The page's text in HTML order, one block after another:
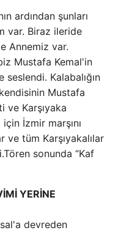
ardından şunları
var. Biraz ileride
Annemiz var.
Mustafa Kemal'in
Kalabalığın
Mustafa
ve Karşıyaka
İzmir marşını
ve tüm Karşıyakalılar
sonunda “Kaf
YERİNE
devreden